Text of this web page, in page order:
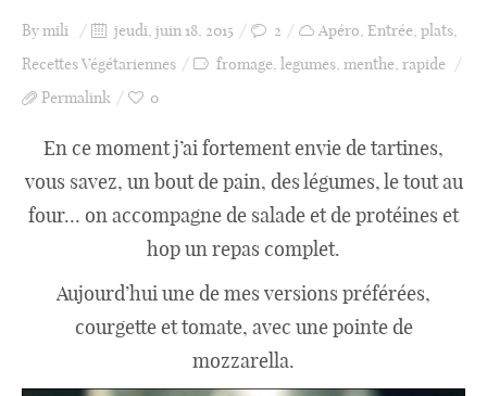
Apéro
Entrée
plats
Dessert
Bymili jeudi, juin 18, 2015 2 Apéro, Entrée, plats,
Recettes Végétariennes
fromage, legumes, menthe, rapide
Permalink
0
En ce moment j’ai fortement envie de tartines,
vous savez, un bout de pain, des légumes, le tout au
four… on accompagne de salade et de protéines et
hop un repas complet.
Aujourd’hui une de mes versions préférées,
courgette et tomate, avec une pointe de
mozzarella.